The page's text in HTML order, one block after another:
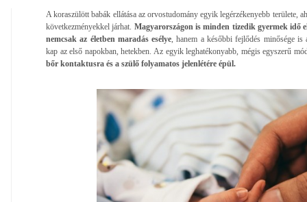
A koraszülött babák ellátása az orvostudomány egyik legérzékenyebb területe,
következményekkel járhat. Magyarországon is minden tizedik gyermek idő
nemcsak az életben maradás esélye , hanem a későbbi fejlődés minősége
kap az első napokban, hetekben. Az egyik leghatékonyabb, mégis egyszerű
bőr kontaktusra és a szülő folyamatos jelenlétére épül.